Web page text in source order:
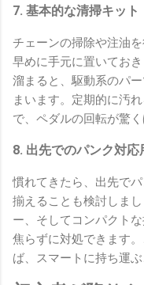
7. 基本的な清掃キット
チェーンの掃除や注油
早めに手元に置いてお
溜まると、駆動系のパ
まいます。定期的に汚
で、ペダルの回転が驚く
8. 出先でのパンク対応
慣れてきたら、出先で
揃えることも検討しま
ー、そしてコンパクト
焦らずに対処できます
ば、スマートに持ち運ぶ